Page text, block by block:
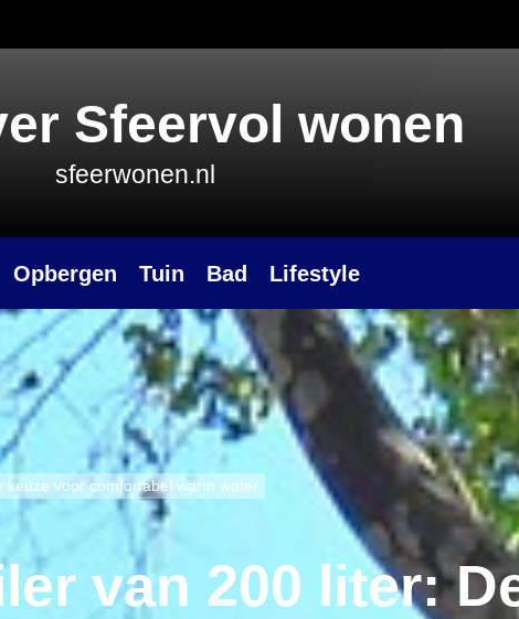
Sfeervol wonen
sfeerwonen.nl
Opbergen Tuin Bad Lifestyle
voor comfortabel warm water
van 200 liter: